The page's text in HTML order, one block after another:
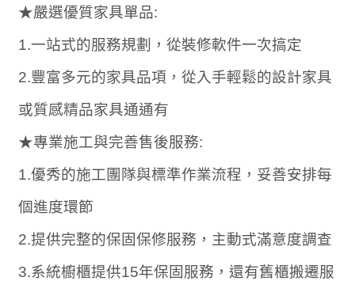
★嚴選優質家具單品:
1.一站式的服務規劃，從裝修軟件一次搞定
2.豐富多元的家具品項，從入手輕鬆的設計家具
或質感精品家具通通有
★專業施工與完善售後服務:
1.優秀的施工團隊與標準作業流程，妥善安排每
個進度環節
2.提供完整的保固保修服務，主動式滿意度調查
3.系統櫥櫃提供15年保固服務，還有舊櫃搬遷服